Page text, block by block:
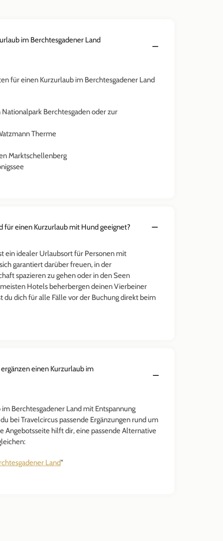
im Berchtesgadener Land
für einen Kurzurlaub im Berchtesgadener Land
Berchtesgaden oder zur
Therme
Marktschellenberg
für einen Kurzurlaub mit Hund geeignet?
ein idealer Urlaubsort für Personen mit
garantiert darüber freuen, in der
spazieren zu gehen oder in den Seen
Hotels beherbergen deinen Vierbeiner
du dich für alle Fälle vor der Buchung direkt beim
einen Kurzurlaub im
Berchtesgadener Land mit Entspannung
bei Travelcircus passende Ergänzungen rund um
Angebotsseite hilft dir, eine passende Alternative
Land"